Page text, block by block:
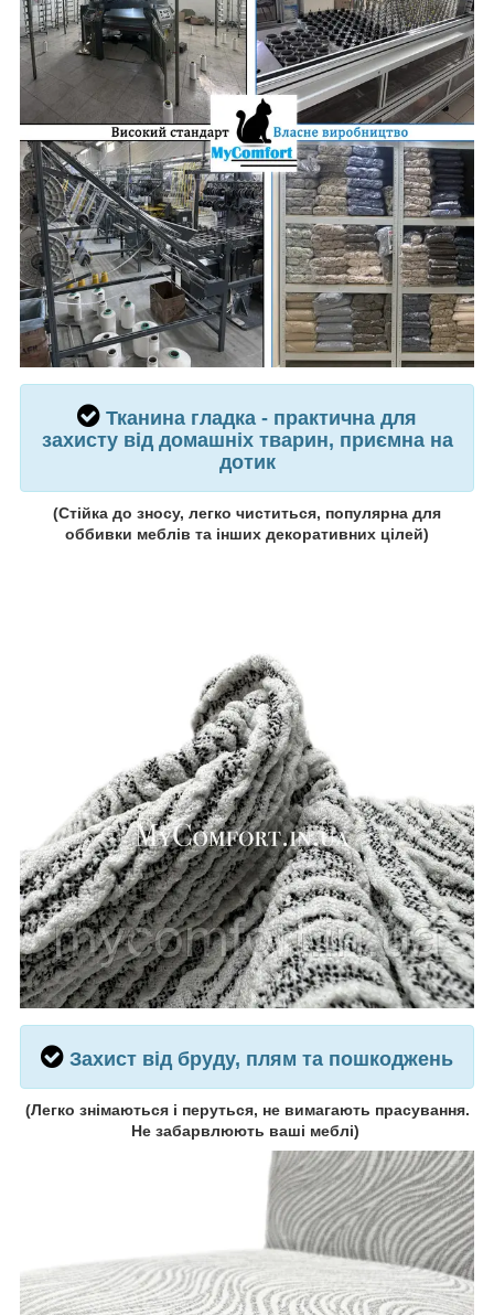
Тканина гладка - практична для
захисту від домашніх тварин, приємна на
дотик
(Стійка до зносу, легко чиститься, популярна для
оббивки меблів та інших декоративних цілей)
Захист від бруду, плям та пошкоджень
(Легко знімаються і перуться, не вимагають прасування.
Не забарвлюють ваші меблі)